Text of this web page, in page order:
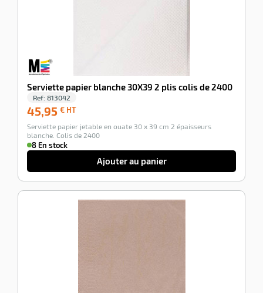
Serviette papier blanche 30X39 2 plis colis de 2400
Ref: 813042
45,95 € HT
HT
Serviette papier jetable en ouate 30 x 39 cm 2 épaisseurs
blanche. Colis de 2400
8 En stock
Ajouter au panier